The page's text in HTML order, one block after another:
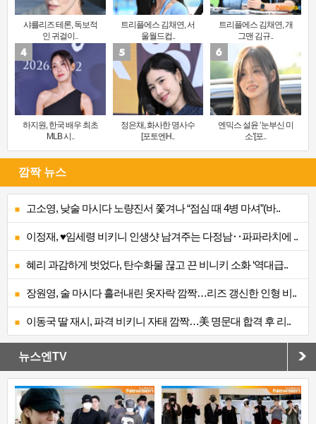
샤를리즈 테론, 독보적
인 귀걸이..
트리플에스 김채연, 서
울월드컵..
트리플에스 김채연, 개
그맨 김규..
하지원, 한국 배우 최초
MLB 시..
정은채, 화사한 명사수
[포토엔H..
엔믹스 설윤 ‘눈부신 미
소’[포..
깜짝 뉴스
고소영, 낮술 마시다 노량진서 쫓겨나 “점심 때 4병 마셔”(바..
이정재, ♥임세령 비키니 인생샷 남겨주는 다정남‥파파라치에 ..
혜리 과감하게 벗었다, 탄수화물 끊고 끈 비니키 소화 ‘역대급..
장원영, 술 마시다 흘러내린 옷자락 깜짝…리즈 갱신한 인형 비..
이동국 딸 재시, 파격 비키니 자태 깜짝…美 명문대 합격 후 리..
뉴스엔TV